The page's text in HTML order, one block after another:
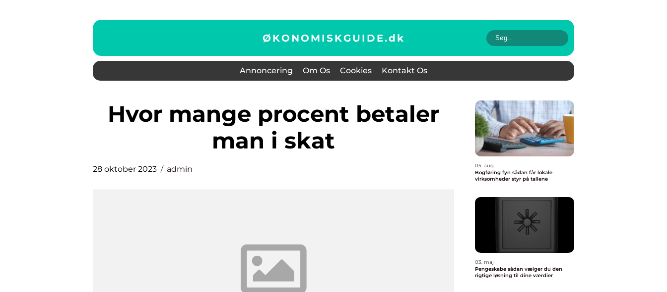
ØKONOMISKGUIDE.dk
Annoncering Om Os Cookies Kontakt Os
hvor mange procent betaler
man i skat
28 oktober 2023 admin
05. aug
Bogføring fyn sådan får lokale
virksomheder styr på tallene
03. maj
Pengeskabe sådan vælger du den
rigtige løsning til dine værdier